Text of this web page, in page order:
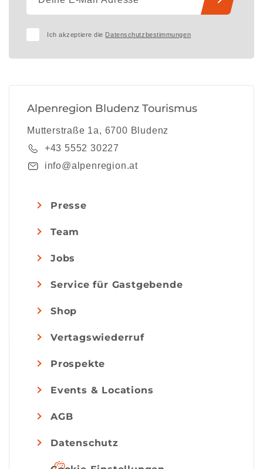
Ich akzeptiere die Datenschutzbestimmungen
Alpenregion Bludenz Tourismus
Mutterstraße 1a, 6700 Bludenz
+43 5552 30227
info@alpenregion.at
Presse
Team
Jobs
Service für Gastgebende
Shop
Vertagswiederruf
Prospekte
Events & Locations
AGB
Datenschutz